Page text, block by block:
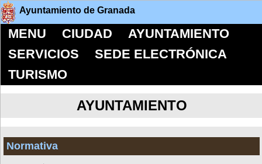
Ayuntamiento de Granada
MENU CIUDAD
AYUNTAMIENTO
SERVICIOS
SEDE ELECTRÓNICA
TURISMO
AYUNTAMIENTO
Normativa